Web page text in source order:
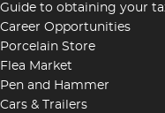
Guide to obtaining your
Career Opportunities
Porcelain Store
Flea Market
Pen and Hammer
Cars & Trailers